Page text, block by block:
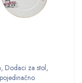
, Dodaci za stol,